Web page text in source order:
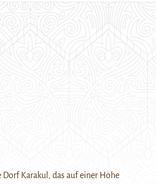
Karakul, das auf einer Höhe